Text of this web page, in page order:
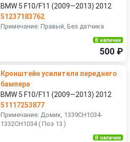
BMW 5 F10/F11 (2009—2013) 2012
51237183762
Примечание: Правый, Без датчика
В наличии
500 ₽
Кронштейн усилителя переднего
бампера
BMW 5 F10/F11 (2009—2013) 2012
51117253877
Примечание: Домик, 1339CH1034-
1332CH1034 ( Поз 13 )
В наличии